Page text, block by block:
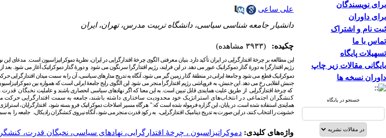
برای نویسندگان
برای داوران
ثبت نام و اشتراک
تماس با ما
تسهیلات پایگاه
بایگانی مقالات زیر چاپ
داوران نسخه ها
جستجو در پایگاه
علی ساعی
دانشیار جامعه شناسی سیاسی، دانشگاه تربیت مدرس، تهران، ایران
چکیده: (۳۹۳۳ مشاهده)
این مطالعهبر چرخۀ اقتدارگرایی در ایران تأکید دارد. بنیان معرفتی الگوی چرخۀ اقتدارگرایی در ایران، نظریۀ دموکراتیزاسیون است. مدعای
رژیم اقتدارگرا به دورۀ گذار دموکراتیک عبور می­ دهد. در این فرایند، رژیم اقتدارگرا سرنگون می­ شود و دورۀ گذار دموکراتیک آغاز می­ شود. بعد
دموکراتیک قطع می ­شود و جامعۀ ایرانی در منطقۀ گذار زمین ­گیر می­ شود، آنگاه به ­تدریج مدارهای سیاسی، آن را به سمت میدان اقتدارگرایی
جنبش انقلابی رخ می دهد. این جنبش، به فروپاشی رژیم اقتدارگرا منجر می­ شود. این الگوی رایج جامعۀ ایرانی است که همواره بین
که چرخۀ اقتدارگرایی از طریق علیت همایندی قابل تبیین است. به این معنا که اگرنهادهای سیاسی انحصاریباشند و عاملیت نخبگان قدرت
کنشگران اجتماعی در انتخاب‌های استراتژیک خود محدودیت ساختاری داشته باشند، جامعه به سمت اقتدارگرایی حرکت
همایندی استفاده شده است. در پایان، این گزاره فرموله شده است که:" هرگاه مسیر اصلاحات دموکراتیک فرو بسته شود، اقتدارگرایان،
خشونت را انتخاب کنند، در این صورت به ­تدریج دینامیک اقتدارگرایی، به رکود قدرت منجر می­ شود، آنگاه نیروی کنشگران رادیکال، جامعه را به
واژه‌های کلیدی: دموکراتیزاسیون ، چرخۀ اقتدارگرایی، نهادهای سیاسی، نخبگان قدرت،